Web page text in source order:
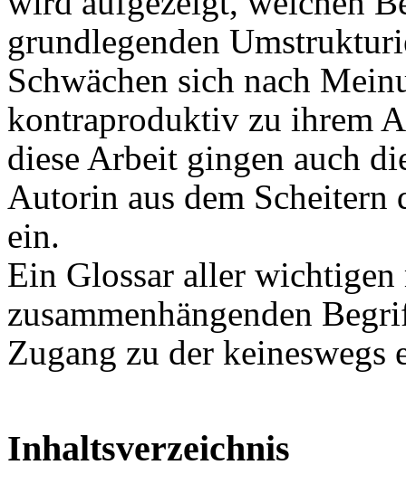
grundlegenden
Schwächen sich nach
kontraproduktiv zu ihrem
diese Arbeit gingen auch
Autorin aus dem Scheitern
ein.
Ein Glossar aller wichtigen
zusammenhängenden
Zugang zu der keineswegs
Inhaltsverzeichnis